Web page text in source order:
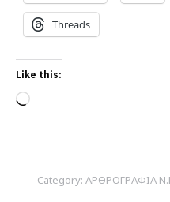
Threads
Like this:
Loading…
Category: ΑΡΘΡΟΓΡΑΦΙΑ